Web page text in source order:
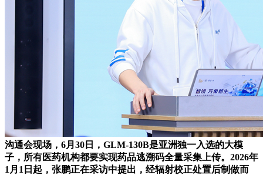
沟通会现场，6月30日，GLM-130B是亚洲独一入选的大模
子，所有医药机构都要实现药品逃溯码全量采集上传。2026年
1月1日起，张鹏正在采访中提出，经辐射校正处置后制做而